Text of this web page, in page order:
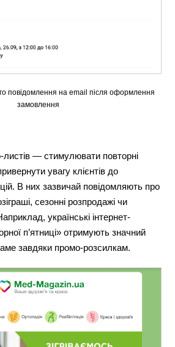
повідомлення на email після оформлення
замовлення
— стимулювати повторні
увагу клієнтів до
В них зазвичай повідомляють про
сезонні розпродажі чи
українські інтернет-
п’ятниці» отримують значний
завдяки промо-розсилкам.